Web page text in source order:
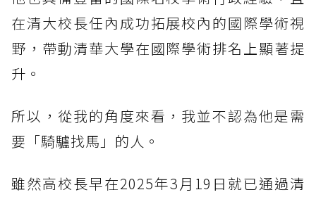
在清大校長任內成功拓展校內的國際學術視
野，帶動清華大學在國際學術排名上顯著提
升。
所以，從我的角度來看，我並不認為他是需
要「騎驢找馬」的人。
雖然高校長早在2025年3月19日就已通過清